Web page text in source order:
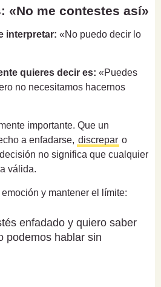
«No me contestes así»
interpretar: «No puedo decir lo
quieres decir es: «Puedes
no necesitamos hacernos
importante. Que un
a enfadarse, discrepar o
no significa que cualquier
válida.
y mantener el límite:
enfadado y quiero saber
podemos hablar sin